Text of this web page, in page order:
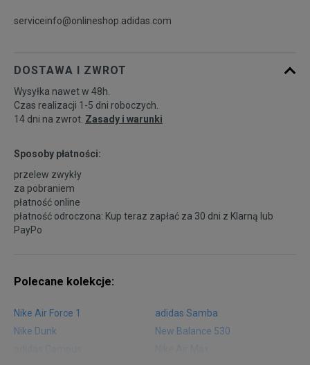
serviceinfo@onlineshop.adidas.com
DOSTAWA I ZWROT
Wysyłka nawet w 48h.
Czas realizacji 1-5 dni roboczych.
14 dni na zwrot. Zasady i warunki
Sposoby płatności:
przelew zwykły
za pobraniem
płatność online
płatność odroczona: Kup teraz zapłać za 30 dni z Klarną lub
PayPo
Polecane kolekcje:
Nike Air Force 1
adidas Samba
Nike Dunk
New Balance 530